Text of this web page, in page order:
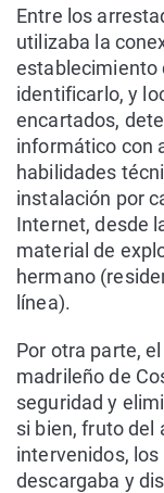
Entre los
utilizaba la
establecimiento
identificarlo, y
encartados,
informático con
habilidades
instalación por
Internet, desde
material de
hermano
línea).
Por otra parte,
madrileño de
seguridad y
si bien, fruto del
intervenidos,
descargaba y